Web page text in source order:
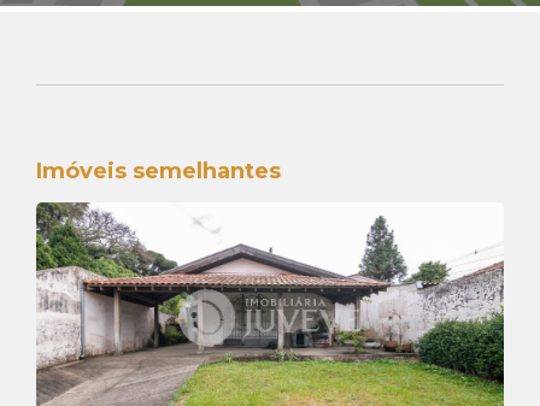
Imóveis semelhantes